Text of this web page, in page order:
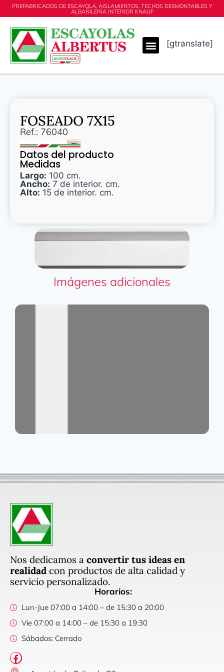
PREFABRICADOS DE ESCAYOLA, AISLAMIENTOS, TECHOS DESMONTABLES Y
ALBAÑILERÍA INTERIOR KNAUF
[gtranslate]
Imágenes adicionales
FOSEADO 7X15
Ref.: 76040
Datos del producto
Medidas
Largo: 100 cm.
Ancho: 7 de interior. cm.
Alto: 15 de interior. cm.
Nos dedicamos a convertir tus ideas en
realidad con productos de alta calidad y
servicio personalizado.
Horarios:
Lun-Jue 07:00 a 14:00 – de 15:30 a 20:00
Vie 07:00 a 14:00 – de 15:30 a 19:30
Sábados: Cerrado